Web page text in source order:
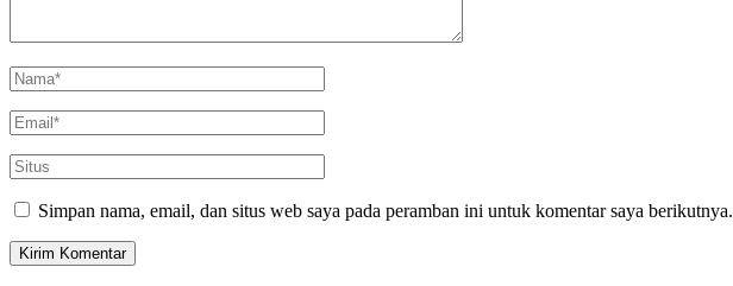
Simpan nama, email, dan situs web saya pada peramban ini untuk komentar saya berikutnya.